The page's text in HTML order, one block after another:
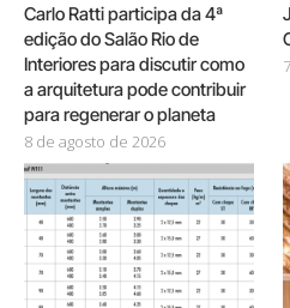
Carlo Ratti participa da 4ª
edição do Salão Rio de
Interiores para discutir como
a arquitetura pode contribuir
para regenerar o planeta
8 de agosto de 2026